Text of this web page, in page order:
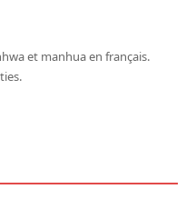
et manhua en français.